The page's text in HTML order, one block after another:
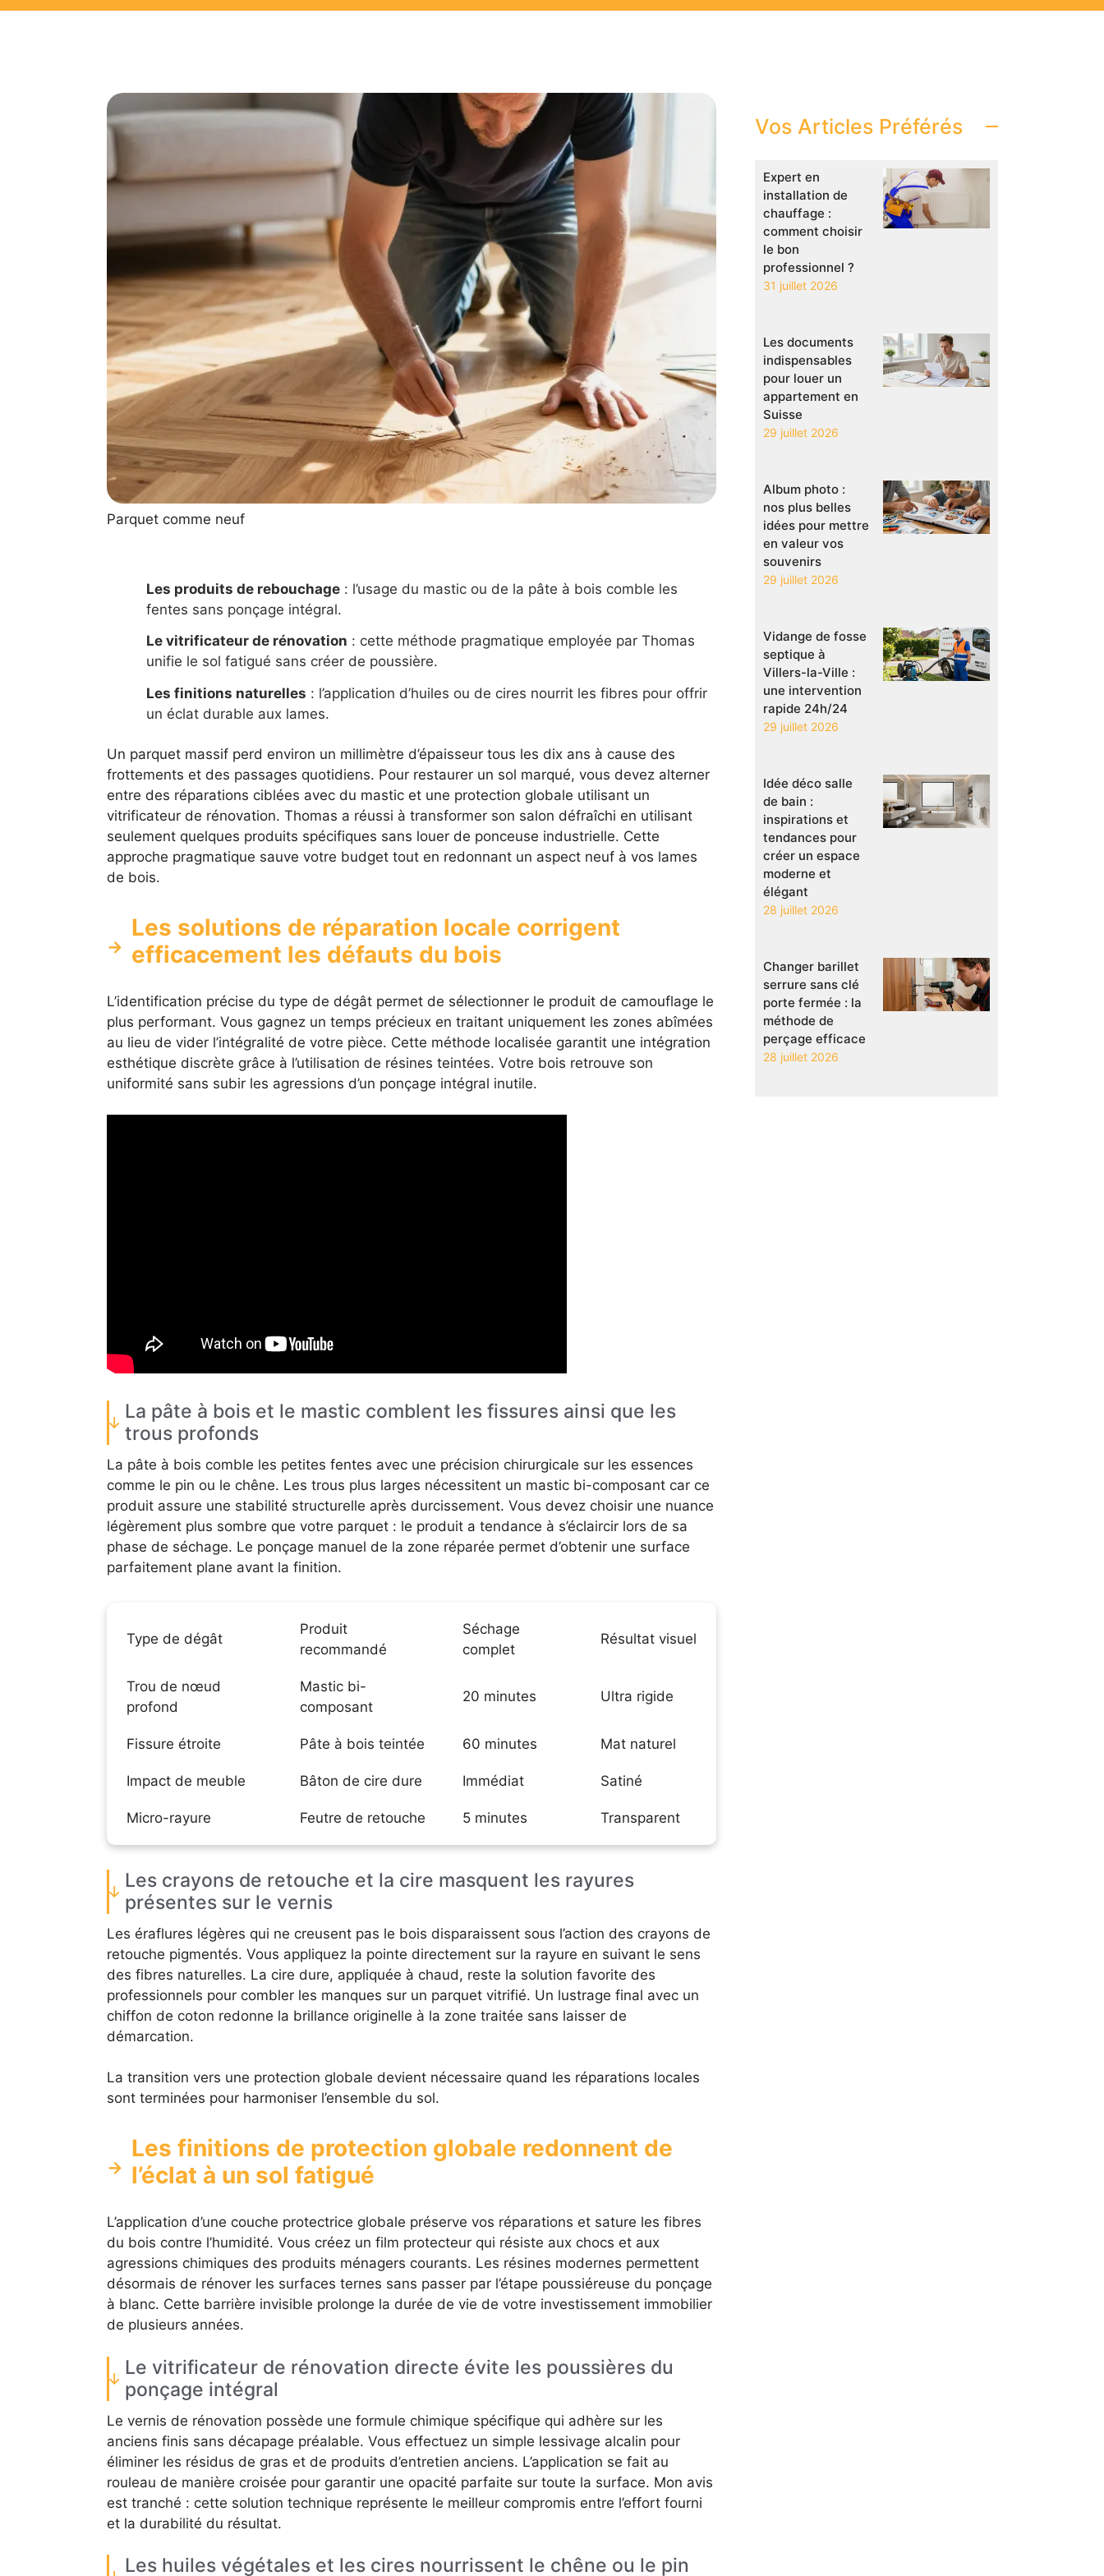
Parquet comme neuf
Les produits de rebouchage: l’usage du mastic ou de la pâte à bois comble les
fentes sans ponçage intégral.
Le vitrificateur de rénovation : cette méthode pragmatique employée par Thomas
unifie le sol fatigué sans créer de poussière.
Les finitions naturelles : l’application d’huiles ou de cires nourrit les fibres pour offrir
un éclat durable aux lames.
Un parquet massif perd environ un millimètre d’épaisseur tous les dix ans à cause des
frottements et des passages quotidiens. Pour restaurer un sol marqué, vous devez alterner
entre des réparations ciblées avec du mastic et une protection globale utilisant un
vitrificateur de rénovation. Thomas a réussi à transformer son salon défraîchi en utilisant
seulement quelques produits spécifiques sans louer de ponceuse industrielle. Cette
approche pragmatique sauve votre budget tout en redonnant un aspect neuf à vos lames
de bois.
Les solutions de réparation locale corrigent
efficacement les défauts du bois
L’identification précise du type de dégât permet de sélectionner le produit de camouflage le
plus performant. Vous gagnez un temps précieux en traitant uniquement les zones abîmées
au lieu de vider l’intégralité de votre pièce. Cette méthode localisée garantit une intégration
esthétique discrète grâce à l’utilisation de résines teintées. Votre bois retrouve son
uniformité sans subir les agressions d’un ponçage intégral inutile.
La pâte à bois et le mastic comblent les fissures ainsi que les
trous profonds
La pâte à bois comble les petites fentes avec une précision chirurgicale sur les essences
comme le pin ou le chêne. Les trous plus larges nécessitent un mastic bi-composant car ce
produit assure une stabilité structurelle après durcissement. Vous devez choisir une nuance
légèrement plus sombre que votre parquet : le produit a tendance à s’éclaircir lors de sa
phase de séchage. Le ponçage manuel de la zone réparée permet d’obtenir une surface
parfaitement plane avant la finition.
Type de dégât
Produit
recommandé
Séchage
complet
Résultat visuel
Trou de nœud
profond
Mastic bi-
composant
20 minutes Ultra rigide
Fissure étroite Pâte à bois teintée 60 minutes Mat naturel
Impact de meuble Bâton de cire dure Immédiat Satiné
Micro-rayure Feutre de retouche 5 minutes Transparent
Les crayons de retouche et la cire masquent les rayures
présentes sur le vernis
Les éraflures légères qui ne creusent pas le bois disparaissent sous l’action des crayons de
retouche pigmentés. Vous appliquez la pointe directement sur la rayure en suivant le sens
des fibres naturelles. La cire dure, appliquée à chaud, reste la solution favorite des
professionnels pour combler les manques sur un parquet vitrifié. Un lustrage final avec un
chiffon de coton redonne la brillance originelle à la zone traitée sans laisser de
démarcation.
La transition vers une protection globale devient nécessaire quand les réparations locales
sont terminées pour harmoniser l’ensemble du sol.
Les finitions de protection globale redonnent de
l’éclat à un sol fatigué
L’application d’une couche protectrice globale préserve vos réparations et sature les fibres
du bois contre l’humidité. Vous créez un film protecteur qui résiste aux chocs et aux
agressions chimiques des produits ménagers courants. Les résines modernes permettent
désormais de rénover les surfaces ternes sans passer par l’étape poussiéreuse du ponçage
à blanc. Cette barrière invisible prolonge la durée de vie de votre investissement immobilier
de plusieurs années.
Le vitrificateur de rénovation directe évite les poussières du
ponçage intégral
Le vernis de rénovation possède une formule chimique spécifique qui adhère sur les
anciens finis sans décapage préalable. Vous effectuez un simple lessivage alcalin pour
éliminer les résidus de gras et de produits d’entretien anciens. L’application se fait au
rouleau de manière croisée pour garantir une opacité parfaite sur toute la surface. Mon avis
est tranché : cette solution technique représente le meilleur compromis entre l’effort fourni
et la durabilité du résultat.
Les huiles végétales et les cires nourrissent le chêne ou le pin
Vos Articles Préférés
Expert en
installation de
chauffage :
comment choisir
le bon
professionnel ?
31 juillet 2026
Les documents
indispensables
pour louer un
appartement en
Suisse
29 juillet 2026
Album photo :
nos plus belles
idées pour mettre
en valeur vos
souvenirs
29 juillet 2026
Vidange de fosse
septique à
Villers-la-Ville :
une intervention
rapide 24h/24
29 juillet 2026
Idée déco salle
de bain :
inspirations et
tendances pour
créer un espace
moderne et
élégant
28 juillet 2026
Changer barillet
serrure sans clé
porte fermée : la
méthode de
perçage efficace
28 juillet 2026